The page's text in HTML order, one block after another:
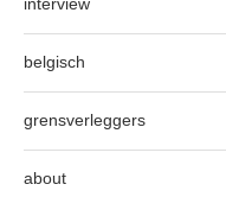
belgisch
grensverleggers
about